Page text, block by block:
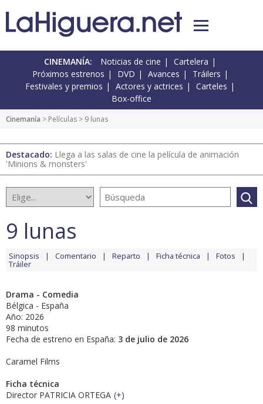
CINEMANÍA: Noticias de cine
Cartelera
Próximos estrenos
DVD Avances
Tráilers
Festivales y premios
Actores y actrices
Carteles
Box-office
Cinemanía > Películas > 9 lunas
Destacado: Llega a las salas de cine la película de animación
'Minions & monsters'
9 lunas
Sinopsis Comentario Reparto Ficha técnica Fotos
Tráiler
Drama - Comedia
Bélgica - España
Año: 2026
98 minutos
Fecha de estreno en España: 3 de julio de 2026
Caramel Films
Ficha técnica
Director PATRICIA ORTEGA (+)